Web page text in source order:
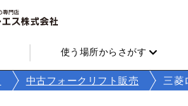
使う場所からさがす
中古フォークリフト販売 三菱